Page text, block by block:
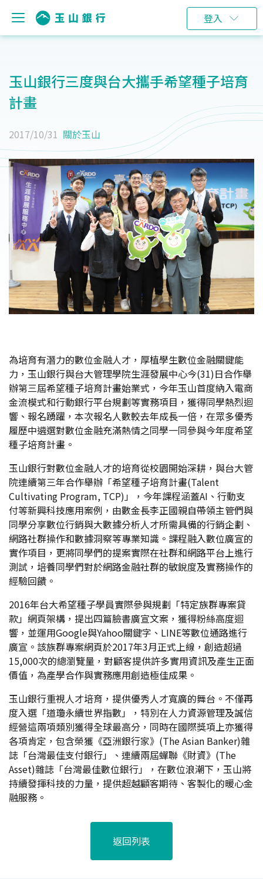
登入
玉山銀行三度與台大攜手希望種子培育
計畫
2017/10/31 關於玉山
為培育有潛力的數位金融人才，厚植學生數位金融關鍵能
力，玉山銀行與台大管理學院生涯發展中心今(31)日合作舉
辦第三屆希望種子培育計畫始業式，今年玉山首度納入電商
金流模式和行動銀行平台規劃等實務項目，獲得同學熱烈迴
響、報名踴躍，本次報名人數較去年成長一倍，在眾多優秀
履歷中遴選對數位金融充滿熱情之同學一同參與今年度希望
種子培育計畫。
玉山銀行對數位金融人才的培育從校園開始深耕，與台大管
院連續第三年合作舉辦「希望種子培育計畫(Talent
Cultivating Program, TCP)」，今年課程涵蓋AI、行動支
付等新興科技應用案例，由數金長李正國親自帶領主管們與
同學分享數位行銷與大數據分析人才所需具備的行銷企劃、
網路社群操作和數據洞察等專業知識。課程融入數位廣宣的
實作項目，更將同學們的提案實際在社群和網路平台上進行
測試，培養同學們對於網路金融社群的敏銳度及實務操作的
經驗回饋。
2016年台大希望種子學員實際參與規劃「特定族群專案貸
款」網頁架構，提出四篇臉書廣宣文案，獲得粉絲高度迴
響，並運用Google與Yahoo關鍵字、LINE等數位通路進行
廣宣。該族群專案網頁於2017年3月正式上線，創造超過
15,000次的總瀏覽量，對顧客提供許多實用資訊及產生正面
價值，為產學合作與實務應用創造極佳成果。
玉山銀行重視人才培育，提供優秀人才寬廣的舞台。不僅再
度入選「道瓊永續世界指數」，特別在人力資源管理及誠信
經營這兩項類別獲得全球最高分，同時在國際獎項上亦獲得
各項肯定，包含榮獲《亞洲銀行家》(The Asian Banker)雜
誌「台灣最佳支付銀行」、連續兩屆蟬聯《財資》(The
Asset)雜誌「台灣最佳數位銀行」，在數位浪潮下，玉山將
持續發揮科技的力量，提供超越顧客期待、客製化的暖心金
融服務。
返回列表